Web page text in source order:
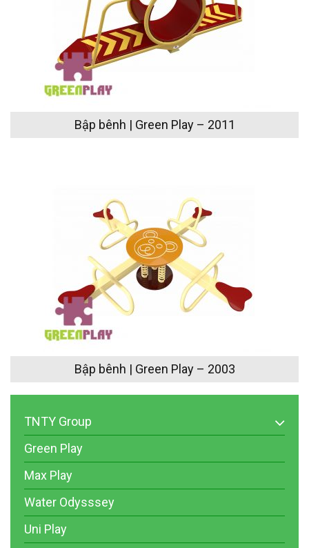
Bập bênh | Green Play – 2011
Bập bênh | Green Play – 2003
TNTY Group
Green Play
Max Play
Water Odysssey
Uni Play